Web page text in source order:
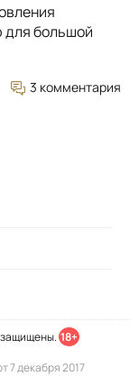
большой
3 комментария
18+
7 декабря 2017